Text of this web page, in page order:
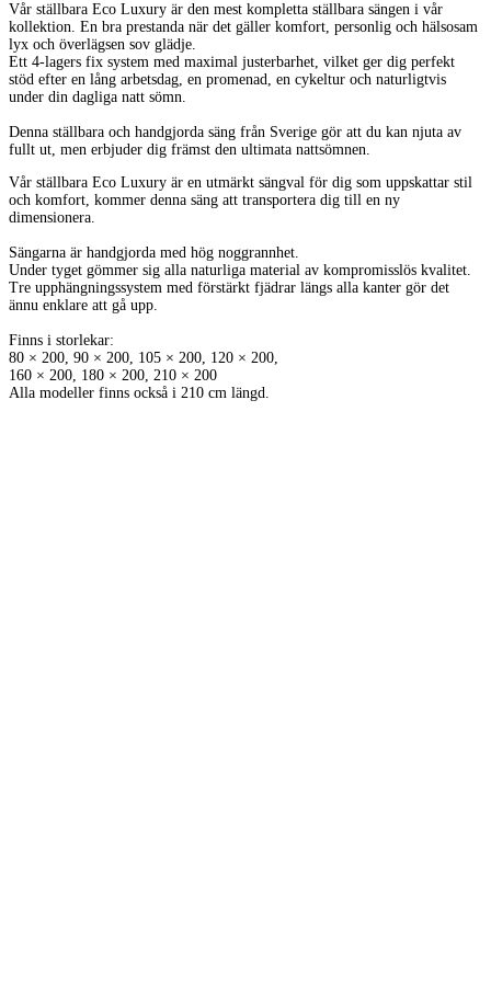
Vår ställbara Eco Luxury är den mest kompletta ställbara sängen i vår
kollektion. En bra prestanda när det gäller komfort, personlig och hälsosam
lyx och överlägsen sov glädje.
Ett 4-lagers fix system med maximal justerbarhet, vilket ger dig perfekt
stöd efter en lång arbetsdag, en promenad, en cykeltur och naturligtvis
under din dagliga natt sömn.
Denna ställbara och handgjorda säng från Sverige gör att du kan njuta av
fullt ut, men erbjuder dig främst den ultimata nattsömnen.
Vår ställbara Eco Luxury är en utmärkt sängval för dig som uppskattar stil
och komfort, kommer denna säng att transportera dig till en ny
dimensionera.
Sängarna är handgjorda med hög noggrannhet.
Under tyget gömmer sig alla naturliga material av kompromisslös kvalitet.
Tre upphängningssystem med förstärkt fjädrar längs alla kanter gör det
ännu enklare att gå upp.
Finns i storlekar:
80 × 200, 90 × 200, 105 × 200, 120 × 200,
160 × 200, 180 × 200, 210 × 200
Alla modeller finns också i 210 cm längd.